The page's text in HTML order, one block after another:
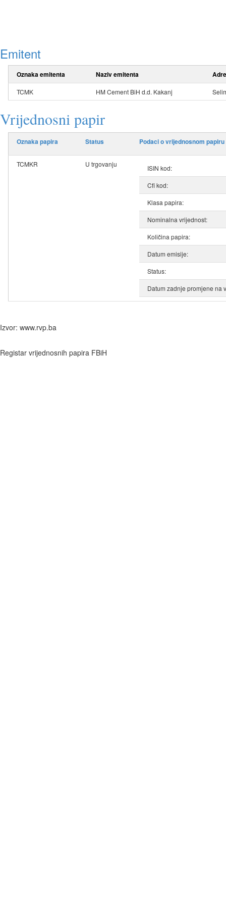
Emitent
Oznaka emitenta Naziv emitenta
TCMK HM Cement BiH d.d. Kakanj
Vrijednosni papir
Oznaka papira Status Podaci o vrijednosnom papiru
TCMKR U trgovanju
ISIN kod:
Cfi kod:
Klasa papira:
Nominalna vrijednost:
Količina papira:
Datum emisije:
Status:
Datum zadnje promjene na
Izvor: www.rvp.ba
Registar vrijednosnih papira FBiH